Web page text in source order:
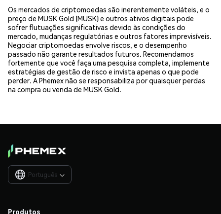
Os mercados de criptomoedas são inerentemente voláteis, e o
preço de MUSK Gold (MUSK) e outros ativos digitais pode
sofrer flutuações significativas devido às condições do
mercado, mudanças regulatórias e outros fatores imprevisíveis.
Negociar criptomoedas envolve riscos, e o desempenho
passado não garante resultados futuros. Recomendamos
fortemente que você faça uma pesquisa completa, implemente
estratégias de gestão de risco e invista apenas o que pode
perder. A Phemex não se responsabiliza por quaisquer perdas
na compra ou venda de MUSK Gold.
Português 
Produtos